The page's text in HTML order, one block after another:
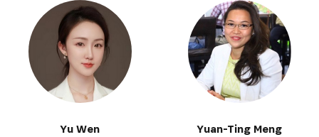
Yu Wen Yuan-Ting Meng